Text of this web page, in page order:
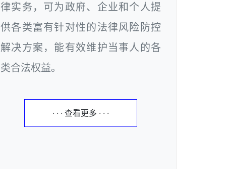
律实务，可为政府、企业和个人提
供各类富有针对性的法律风险防控
解决方案，能有效维护当事人的各
类合法权益。
· · · 查看更多 · · ·